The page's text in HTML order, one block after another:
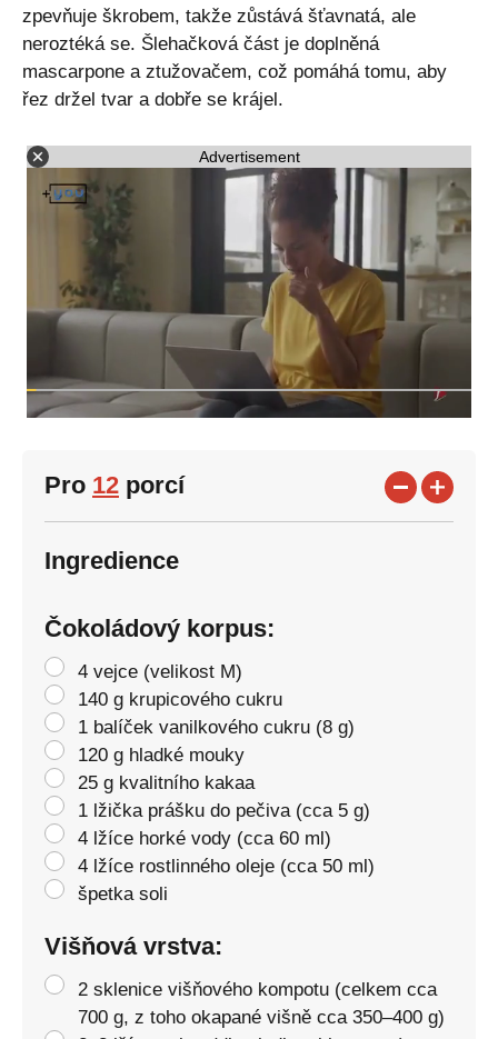
zpevňuje škrobem, takže zůstává šťavnatá, ale
neroztéká se. Šlehačková část je doplněná
mascarpone a ztužovačem, což pomáhá tomu, aby
řez držel tvar a dobře se krájel.
Advertisement
Pro 12 porcí
Ingredience
Čokoládový korpus:
4 vejce (velikost M)
140 g krupicového cukru
1 balíček vanilkového cukru (8 g)
120 g hladké mouky
25 g kvalitního kakaa
1 lžička prášku do pečiva (cca 5 g)
4 lžíce horké vody (cca 60 ml)
4 lžíce rostlinného oleje (cca 50 ml)
špetka soli
Višňová vrstva:
2 sklenice višňového kompotu (celkem cca
700 g, z toho okapané višně cca 350–400 g)